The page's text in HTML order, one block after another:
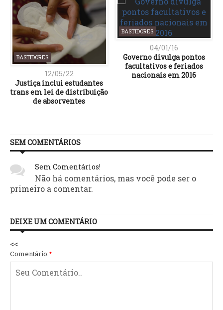
BASTIDORES
12/05/22
Justiça inclui estudantes
trans em lei de distribuição
de absorventes
BASTIDORES
04/01/16
Governo divulga pontos
facultativos e feriados
nacionais em 2016
SEM COMENTÁRIOS
Sem Comentários!
Não há comentários, mas você pode ser o
primeiro a comentar.
DEIXE UM COMENTÁRIO
<<
Comentário:*